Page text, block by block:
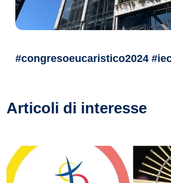
#congresoeucaristico2024
Articoli di interesse